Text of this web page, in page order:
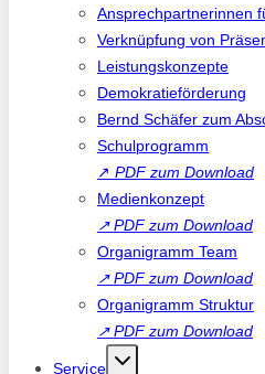
Ansprechpartnerinnen
Verknüpfung von
Leistungskonzepte
Demokratieförderung
Bernd Schäfer zum
Schulprogramm
↗ PDF zum Download
Medienkonzept
↗ PDF zum Download
Organigramm Team
↗ PDF zum Download
Organigramm Struktur
↗ PDF zum Download
Service